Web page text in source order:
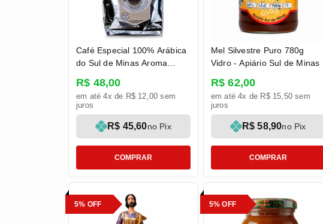
Café Especial 100% Arábica
do Sul de Minas Aroma
Café Fino
R$ 48,00
R$ 45,60no Pix
em até 4x de R$ 12,00 sem
juros
COMPRAR
Mel Silvestre Puro 780g
Vidro - Apiário Sul de Minas
R$ 62,00
R$ 58,90no Pix
em até 4x de R$ 15,50 sem
juros
COMPRAR
5% OFF 5% OFF